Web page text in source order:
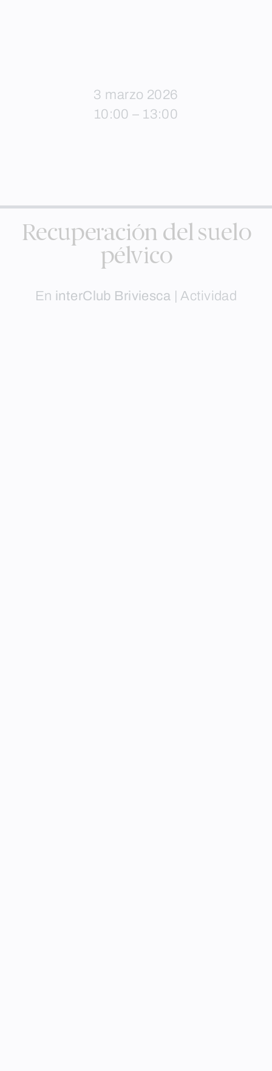
3 marzo 2026
10:00 – 13:00
Recuperación del suelo
pélvico
En interClub Briviesca |Actividad